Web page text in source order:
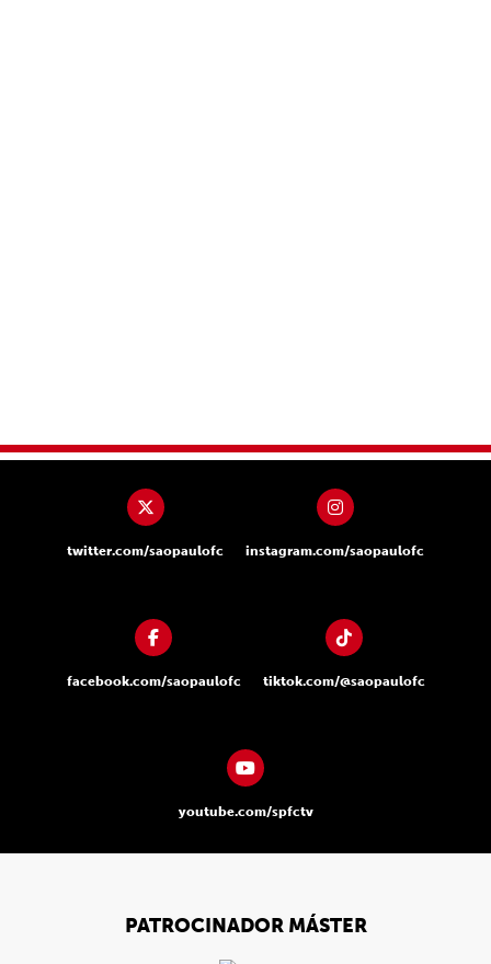
twitter.com/saopaulofc instagram.com/saopaulofc
facebook.com/saopaulofc tiktok.com/@saopaulofc
youtube.com/spfctv
PATROCINADOR MÁSTER